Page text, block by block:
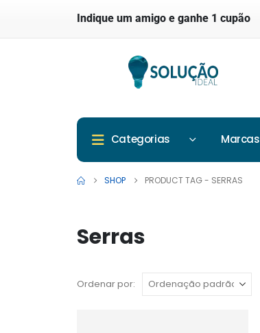
Indique um amigo e ganhe 1 cupão
Categorias Marcas
SHOP PRODUCT TAG - SERRAS
Serras
Ordenar por: